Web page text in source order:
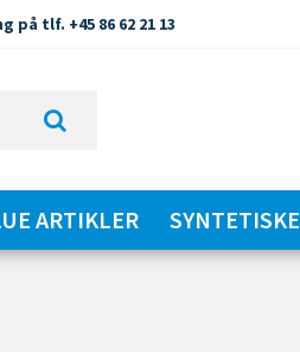
på tlf. +45 86 62 21 13
ARTIKLER SYNTETISKE